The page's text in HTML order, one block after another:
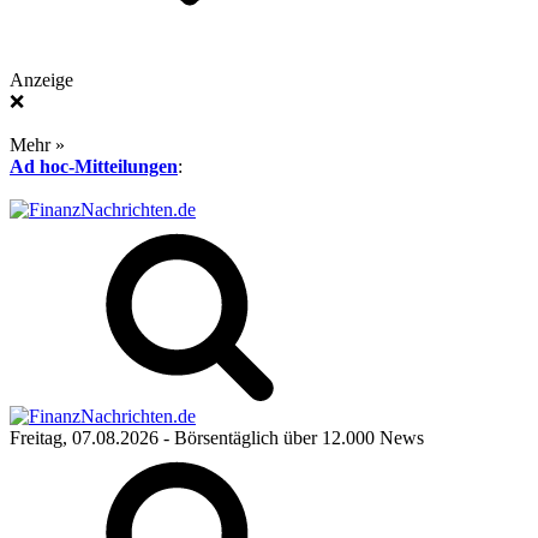
Anzeige
❌
Mehr »
Ad hoc-Mitteilungen:
Freitag, 07.08.2026 - Börsentäglich über 12.000 News